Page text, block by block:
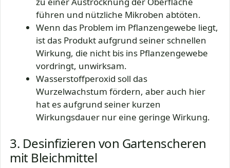
führen und nützliche Mikroben abtöten.
Wenn das Problem im Pflanzengewebe liegt,
ist das Produkt aufgrund seiner schnellen
Wirkung, die nicht bis ins Pflanzengewebe
vordringt, unwirksam.
Wasserstoffperoxid soll das
Wurzelwachstum fördern, aber auch hier
hat es aufgrund seiner kurzen
Wirkungsdauer nur eine geringe Wirkung.
3. Desinfizieren von Gartenscheren
mit Bleichmittel